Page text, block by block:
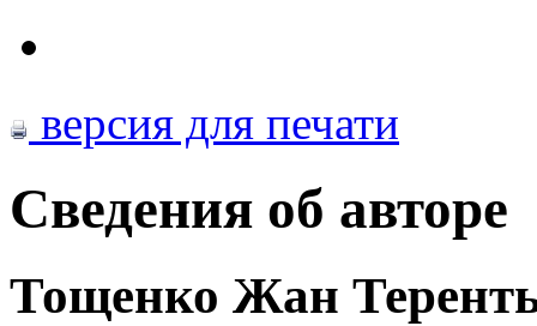
версия для печати
Сведения об авторе
Тощенко Жан